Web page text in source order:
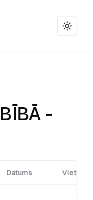
Toggle
-
Datums Vieta